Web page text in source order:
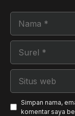
Simpan nama,
komentar saya